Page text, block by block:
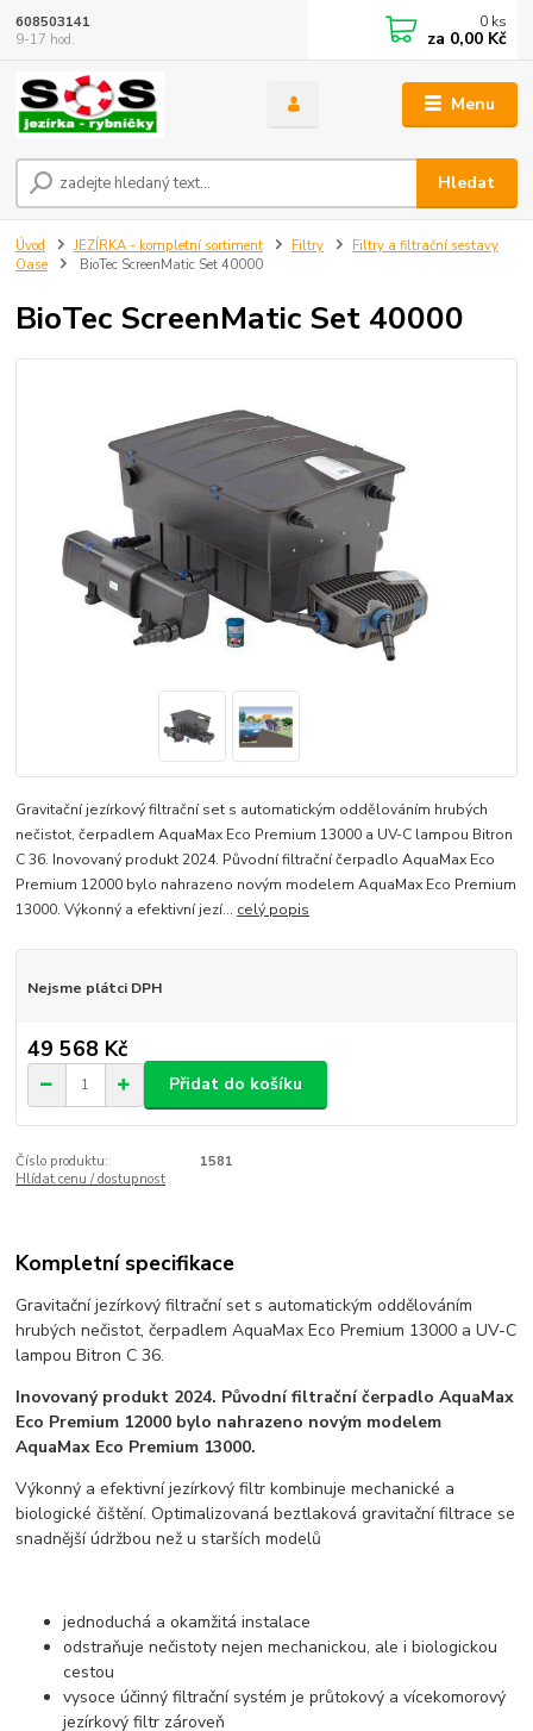
Menu
Hledat
608503141
9-17 hod.
0 ks
za 0,00 Kč
Úvod JEZÍRKA - kompletní sortiment Filtry
Filtry a filtrační sestavy
Oase
BioTec ScreenMatic Set 40000
BioTec ScreenMatic Set 40000
Gravitační jezírkový filtrační set s automatickým oddělováním hrubých
nečistot, čerpadlem AquaMax Eco Premium 13000 a UV-C lampou Bitron
C 36. Inovovaný produkt 2024. Původní filtrační čerpadlo AquaMax Eco
Premium 12000 bylo nahrazeno novým modelem AquaMax Eco Premium
13000. Výkonný a efektivní jezí... celý popis
Nejsme plátci DPH
49 568 Kč
Přidat do košíku
Číslo produktu:
1581
Hlídat cenu / dostupnost
Kompletní specifikace
Gravitační jezírkový filtrační set s automatickým oddělováním
hrubých nečistot, čerpadlem AquaMax Eco Premium 13000 a UV-C
lampou Bitron C 36.
Inovovaný produkt 2024. Původní filtrační čerpadlo AquaMax
Eco Premium 12000 bylo nahrazeno novým modelem
AquaMax Eco Premium 13000.
Výkonný a efektivní jezírkový filtr kombinuje mechanické a
biologické čištění. Optimalizovaná beztlaková gravitační filtrace se
snadnější údržbou než u starších modelů
jednoduchá a okamžitá instalace
odstraňuje nečistoty nejen mechanickou, ale i biologickou
cestou
vysoce účinný filtrační systém je průtokový a vícekomorový
jezírkový filtr zároveň